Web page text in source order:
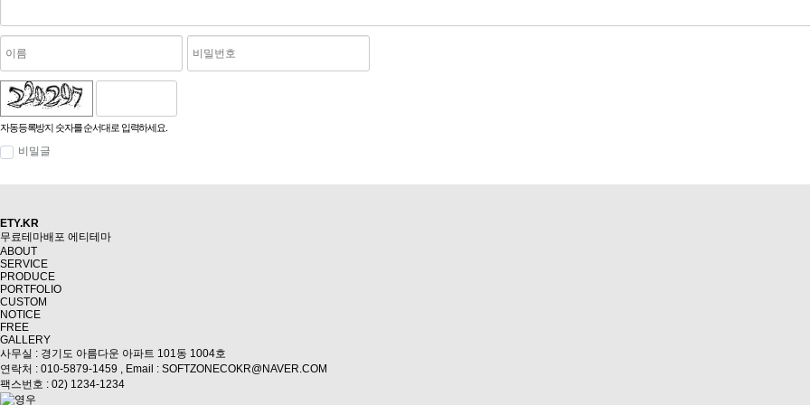
자동등록방지 숫자를 순서대로 입력하세요.
비밀글
ETY.KR
무료테마배포 에티테마
ABOUT
SERVICE
PRODUCE
PORTFOLIO
CUSTOM
NOTICE
FREE
GALLERY
사무실 : 경기도 아름다운 아파트 101동 1004호
연락처 : 010-5879-1459 , Email : SOFTZONECOKR@NAVER.COM
팩스번호 : 02) 1234-1234